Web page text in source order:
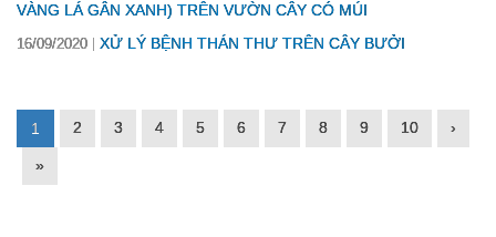
VÀNG LÁ GÂN XANH) TRÊN VƯỜN CÂY CÓ MÚI
16/09/2020 XỬ LÝ BỆNH THÁN THƯ TRÊN CÂY BƯỞI
1 2 3 4 5 6 7 8 9 10 ›
»